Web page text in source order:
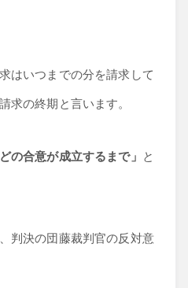
はいつまでの分を請求して
求の終期と言います。
の合意が成立するまで」 と
判決の団藤裁判官の反対意